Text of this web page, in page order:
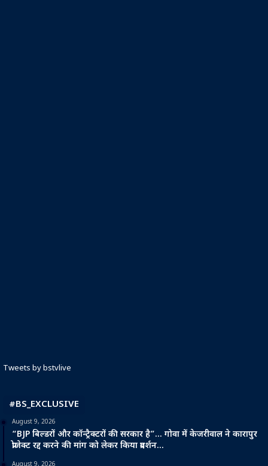
Tweets by bstvlive
#BS_EXCLUSIVE
August 9, 2026
“BJP बिल्डरों और कॉन्ट्रैक्टरों की सरकार है”… गोवा में केजरीवाल ने कारापुर
प्रोजेक्ट रद्द करने की मांग को लेकर किया प्रदर्शन…